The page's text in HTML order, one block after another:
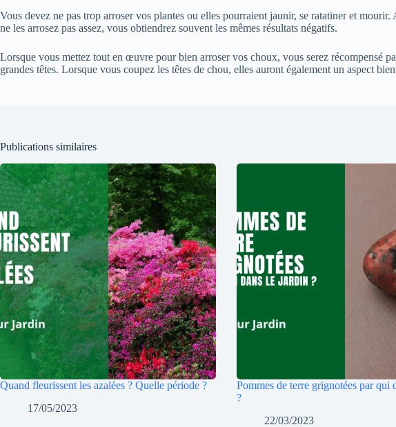
Vous devez ne pas trop arroser vos plantes ou elles pourraient jaunir, se ratatiner et mourir.
ne les arrosez pas assez, vous obtiendrez souvent les mêmes résultats négatifs.
Lorsque vous mettez tout en œuvre pour bien arroser vos choux, vous serez récompensé
grandes têtes. Lorsque vous coupez les têtes de chou, elles auront également un aspect
Publications similaires
Quand fleurissent les azalées ? Quelle période ?
17/05/2023
Pommes de terre grignotées par qui
?
22/03/2023